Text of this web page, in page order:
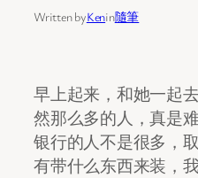
Written byKenin隨筆
早上起来，和她一起
然那么多的人，真是
银行的人不是很多，
有带什么东西来装，